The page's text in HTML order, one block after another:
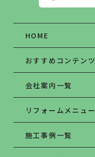
HOME
おすすめコンテンツ
会社案内一覧
リフォームメニュー
施工事例一覧